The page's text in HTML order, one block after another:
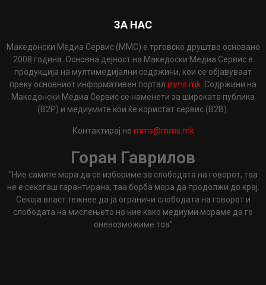
ЗА НАС
Македонски Медиа Сервис (ММС) е трговско друштво основано
2008 година. Основна дејност на Македоски Медиа Сервис е
продукција на мултимедијални содржини, кои се објавуваат
преку основниот информативен портал mms.mk . Содржини на
Македонски Медиа Сервис се наменети за широката публика
(B2P) и медиумите кои ќе користат сервис (B2B).
Контактирај не mms@mms.mk
Горан Гаврилов
"Ние самите мора да се избориме за слободата на говорот, таа
не е секогаш гарантирана, таа борба мора да продолжи до крај.
Секоја власт тежнее да ја ограничи слободата на говорот и
слободата на мислењето но ние како медиуми мораме да го
оневозможиме тоа"